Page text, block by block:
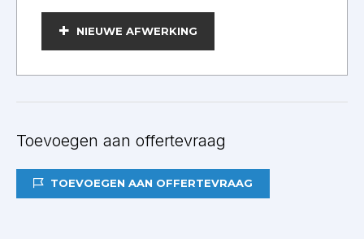
NIEUWE AFWERKING
BEWERKEN
Toevoegen aan offertevraag
TOEVOEGEN AAN OFFERTEVRAAG